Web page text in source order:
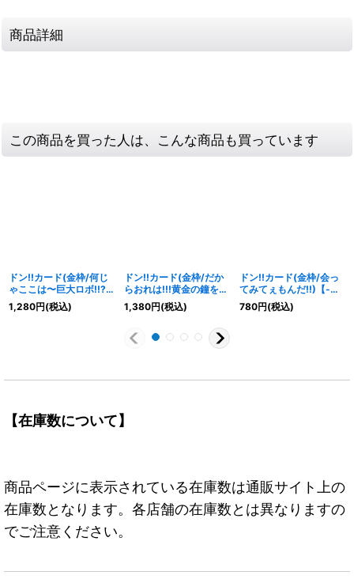
商品詳細
この商品を買った人は、こんな商品も買っています
ドン!!カード(金枠/何じ
ゃここは〜巨大ロボ!!??
飛んでる)【-】{-}
1,280円(税込)
ドン!!カード(金枠/だか
らおれは!!!黄金の鐘を鳴
らすんだ!!!)【-】{-}
1,380円(税込)
ドン!!カード(金枠/会っ
てみてぇもんだ!!)【-】
{-}
780円(税込)
【在庫数について】
商品ページに表示されている在庫数は通販サイト上の
在庫数となります。各店舗の在庫数とは異なりますの
でご注意ください。